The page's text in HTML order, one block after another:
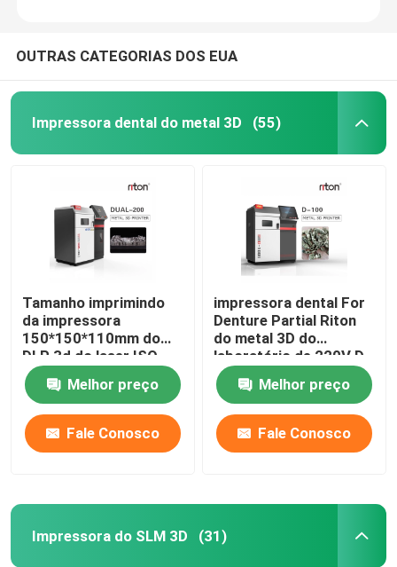
OUTRAS CATEGORIAS DOS EUA
Impressora dental do metal 3D (55)
Tamanho imprimindo
da impressora
150*150*110mm do
DLP 3d do laser ISO-
13485 para modelos
do implante dental
Melhor preço
Fale Conosco
impressora dental For
Denture Partial Riton
do metal 3D do
laboratório de 220V D-
100
Melhor preço
Fale Conosco
Impressora do SLM 3D (31)